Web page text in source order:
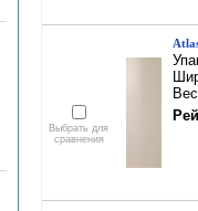
Выбрать для
сравнения